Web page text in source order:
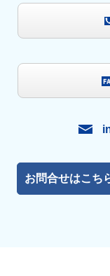
お問合せはこち